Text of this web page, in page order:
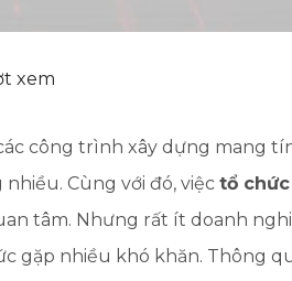
xem
công trình xây dựng mang
nhiều. Cùng với đó, việc tổ chức
tâm. Nhưng rất ít doanh
gặp nhiều khó khăn. Thông